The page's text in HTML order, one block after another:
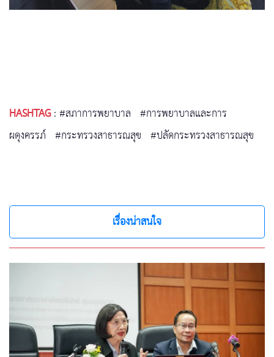
HASHTAG:#สภาการพยาบาล #การพยาบาลและการ
ผดุงครรภ์ #กระทรวงสาธารณสุข #ปลัดกระทรวงสาธารณสุข
เรื่องน่าสนใจ